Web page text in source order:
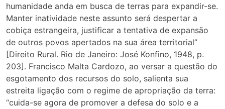
humanidade anda em busca de terras para expandir-se.
Manter inatividade neste assunto será despertar a
cobiça estrangeira, justificar a tentativa de expansão
de outros povos apertados na sua área territorial”
[Direito Rural. Rio de Janeiro: José Konfino, 1948, p.
203]. Francisco Malta Cardozo, ao versar a questão do
esgotamento dos recursos do solo, salienta sua
estreita ligação com o regime de apropriação da terra:
“cuida-se agora de promover a defesa do solo e a